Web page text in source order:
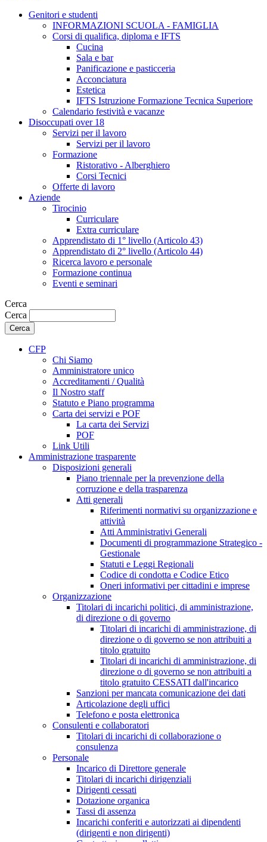
Genitori e studenti
INFORMAZIONI SCUOLA - FAMIGLIA
Corsi di qualifica, diploma e IFTS
Cucina
Sala e bar
Panificazione e pasticceria
Acconciatura
Estetica
IFTS Istruzione Formazione Tecnica Superiore
Calendario festività e vacanze
Disoccupati over 18
Servizi per il lavoro
Servizi per il lavoro
Formazione
Ristorativo - Alberghiero
Corsi Tecnici
Offerte di lavoro
Aziende
Tirocinio
Curriculare
Extra curriculare
Apprendistato di 1° livello (Articolo 43)
Apprendistato di 2° livello (Articolo 44)
Ricerca lavoro e personale
Formazione continua
Eventi e seminari
Cerca
Cerca
CFP
Chi Siamo
Amministratore unico
Accreditamenti / Qualità
Il Nostro staff
Statuto e Piano programma
Carta dei servizi e POF
La carta dei Servizi
POF
Link Utili
Amministrazione trasparente
Disposizioni generali
Piano triennale per la prevenzione della
corruzione e della trasparenza
Atti generali
Riferimenti normativi su organizzazione e
attività
Atti Amministrativi Generali
Documenti di programmazione Strategico -
Gestionale
Statuti e Leggi Regionali
Codice di condotta e Codice Etico
Oneri informativi per cittadini e imprese
Organizzazione
Titolari di incarichi politici, di amministrazione,
di direzione o di governo
Titolari di incarichi di amministrazione, di
direzione o di governo se non attribuiti a
titolo gratuito
Titolari di incarichi di amministrazione, di
direzione o di governo se non attribuiti a
titolo gratuito CESSATI dall'incarico
Sanzioni per mancata comunicazione dei dati
Articolazione degli uffici
Telefono e posta elettronica
Consulenti e collaboratori
Titolari di incarichi di collaborazione o
consulenza
Personale
Incarico di Direttore generale
Titolari di incarichi dirigenziali
Dirigenti cessati
Dotazione organica
Tassi di assenza
Incarichi conferiti e autorizzati ai dipendenti
(dirigenti e non dirigenti)